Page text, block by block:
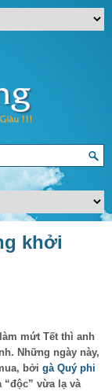
khởi
mứt Tết thì anh
Những ngày này,
bởi gà Quý phi
“độc” vừa lạ và